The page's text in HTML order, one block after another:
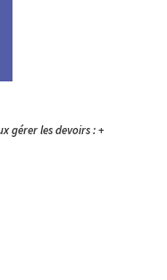
gérer les devoirs : +